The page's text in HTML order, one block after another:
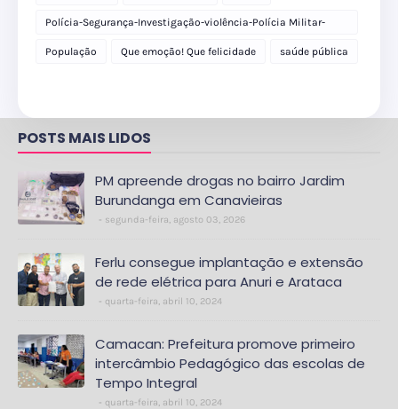
Polícia-Segurança-Investigação-violência-Polícia Militar-
delegacia
População Que emoção! Que felicidade saúde pública
POSTS MAIS LIDOS
PM apreende drogas no bairro Jardim
Burundanga em Canavieiras
segunda-feira, agosto 03, 2026
Ferlu consegue implantação e extensão
de rede elétrica para Anuri e Arataca
quarta-feira, abril 10, 2024
Camacan: Prefeitura promove primeiro
intercâmbio Pedagógico das escolas de
Tempo Integral
quarta-feira, abril 10, 2024